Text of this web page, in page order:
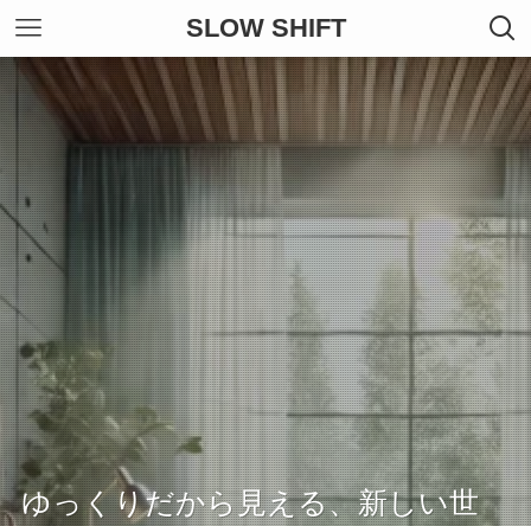
SLOW SHIFT
ゆっくりだから見える、新しい世